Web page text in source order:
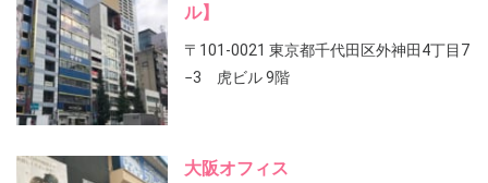
ル】
〒101-0021 東京都千代田区外神田4丁目7
−3 虎ビル 9階
大阪オフィス